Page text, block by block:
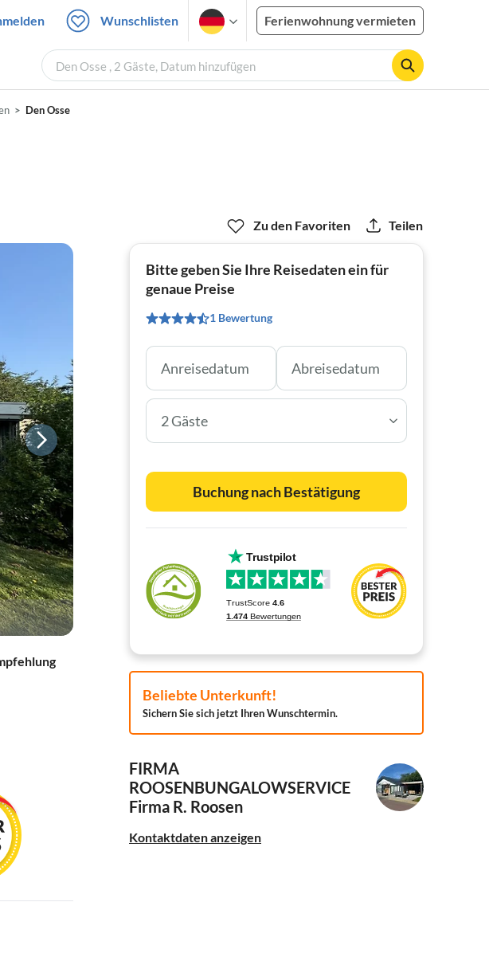
Wunschlisten Ferienwohnung vermieten
Den Osse , 2 Gäste, Datum hinzufügen
Den Osse
Zu den Favoriten Teilen
Bitte geben Sie Ihre Reisedaten ein für
genaue Preise
1 Bewertung
2 Gäste
Buchung nach Bestätigung
Beliebte Unterkunft!
Sichern Sie sich jetzt Ihren Wunschtermin.
FIRMA
ROOSENBUNGALOWSERVICE
Firma R. Roosen
Kontaktdaten anzeigen